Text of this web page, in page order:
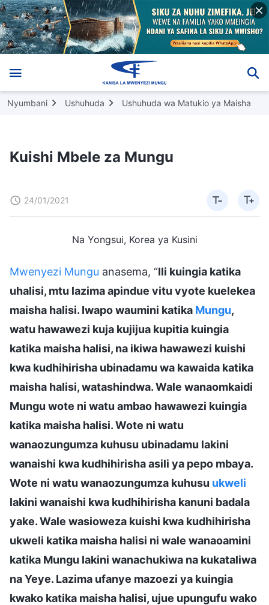
Nyumbani Ushuhuda Ushuhuda wa Matukio ya Maisha
Kuishi Mbele za Mungu
24/01/2021
Na Yongsui, Korea ya Kusini
Mwenyezi Mungu anasema, “Ili kuingia katika
uhalisi, mtu lazima apindue vitu vyote kuelekea
maisha halisi. Iwapo waumini katika Mungu,
watu hawawezi kuja kujijua kupitia kuingia
katika maisha halisi, na ikiwa hawawezi kuishi
kwa kudhihirisha ubinadamu wa kawaida katika
maisha halisi, watashindwa. Wale wanaomkaidi
Mungu wote ni watu ambao hawawezi kuingia
katika maisha halisi. Wote ni watu
wanaozungumza kuhusu ubinadamu lakini
wanaishi kwa kudhihirisha asili ya pepo mbaya.
Wote ni watu wanaozungumza kuhusu ukweli
lakini wanaishi kwa kudhihirisha kanuni badala
yake. Wale wasioweza kuishi kwa kudhihirisha
ukweli katika maisha halisi ni wale wanaoamini
katika Mungu lakini wanachukiwa na kukataliwa
na Yeye. Lazima ufanye mazoezi ya kuingia
kwako katika maisha halisi, ujue upungufu wako